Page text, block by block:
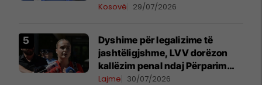
Kosovë 29/07/2026
Dyshime për legalizime të
jashtëligjshme, LVV dorëzon
kallëzim penal ndaj Përparim
Ramës dhe zyrtarëve të
Lajme 30/07/2026